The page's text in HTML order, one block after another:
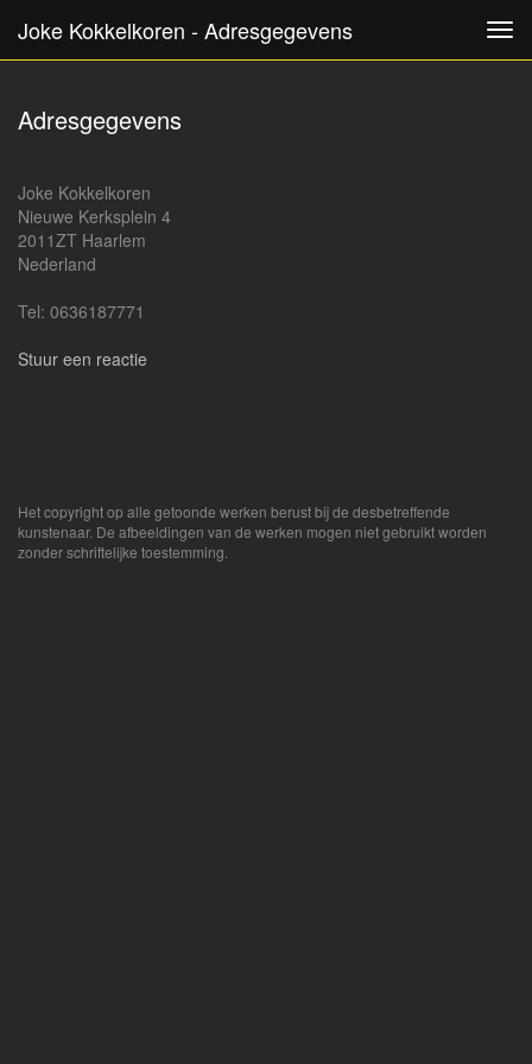
Joke Kokkelkoren - Adresgegevens
Adresgegevens
Joke Kokkelkoren
Nieuwe Kerksplein 4
2011ZT Haarlem
Nederland
Tel: 0636187771
Stuur een reactie
Het copyright op alle getoonde werken berust bij de desbetreffende
kunstenaar. De afbeeldingen van de werken mogen niet gebruikt worden
zonder schriftelijke toestemming.